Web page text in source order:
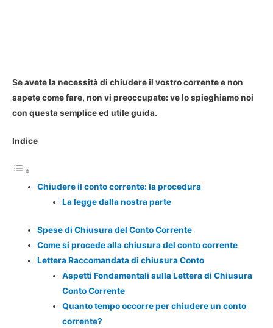
Se avete la necessità di chiudere il vostro corrente e non
sapete come fare, non vi preoccupate: ve lo spieghiamo noi
con questa semplice ed utile guida.
Indice
Chiudere il conto corrente: la procedura
La legge dalla nostra parte
Spese di Chiusura del Conto Corrente
Come si procede alla chiusura del conto corrente
Lettera Raccomandata di chiusura Conto
Aspetti Fondamentali sulla Lettera di Chiusura
Conto Corrente
Quanto tempo occorre per chiudere un conto
corrente?